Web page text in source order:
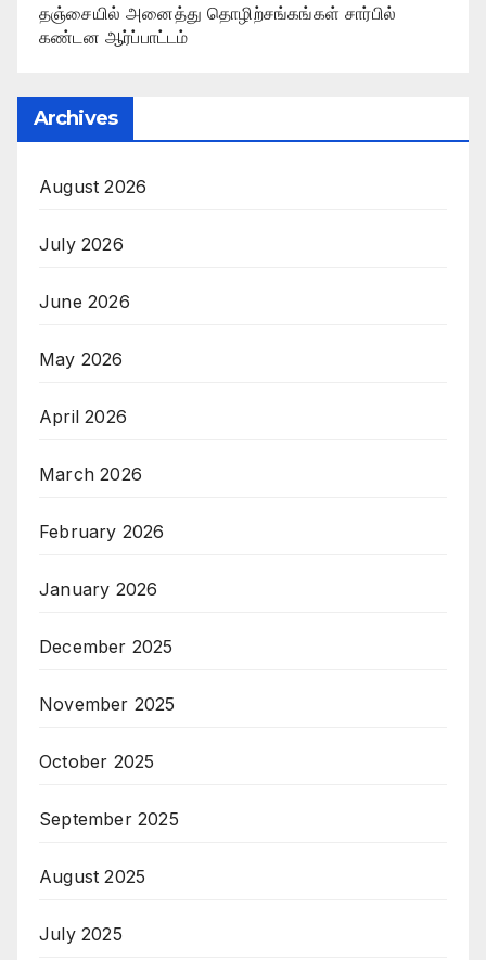
தஞ்சையில் அனைத்து தொழிற்சங்கங்கள் சார்பில்
கண்டன ஆர்ப்பாட்டம்
Archives
August 2026
July 2026
June 2026
May 2026
April 2026
March 2026
February 2026
January 2026
December 2025
November 2025
October 2025
September 2025
August 2025
July 2025